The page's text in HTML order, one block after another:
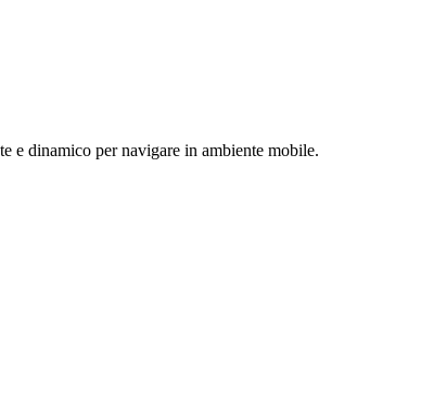
e dinamico per navigare in ambiente mobile.